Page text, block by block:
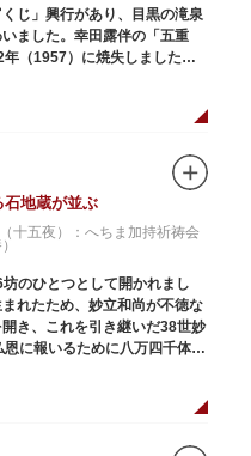
じ」興行があり、目黒の滝泉
ました。幸田露伴の「五重
（1957）に焼失しました
石地蔵が並ぶ
十五夜）：へちま加持祈祷会
のひとつとして開かれまし
れたため、妙立和尚が不徳な
き、これを引き継いだ38世妙
に報いるために八万四千体の
を超える像が造立されてい